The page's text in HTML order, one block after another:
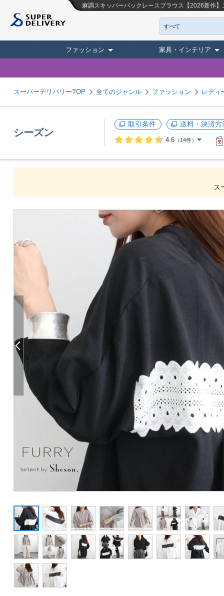
麻調スキッパーバックレースブラウス【2026新作
すべて
ファッション 家具・インテリア
スーパーデリバリーTOP 全てのジャンル ファッション レディ
シーズン
取引条件 送料・決済方
4.6 （14件）
ス